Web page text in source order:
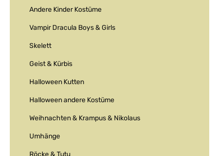
Andere Kinder Kostüme
Vampir Dracula Boys & Girls
Skelett
Geist & Kürbis
Halloween Kutten
Halloween andere Kostüme
Weihnachten & Krampus & Nikolaus
Umhänge
Röcke & Tutu